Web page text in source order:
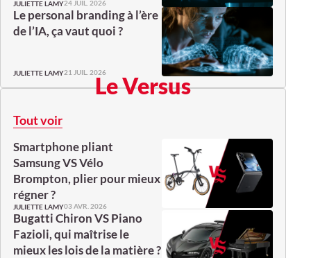
JULIETTE LAMY24 JUIL. 2026
Le personal branding à l’ère
de l’IA, ça vaut quoi ?
JULIETTE LAMY21 JUIL. 2026Le Versus
Tout voir
Smartphone pliant
Samsung VS Vélo
Brompton, plier pour mieux
régner ?
JULIETTE LAMY03 AVR. 2026
Bugatti Chiron VS Piano
Fazioli, qui maîtrise le
mieux les lois de la matière ?